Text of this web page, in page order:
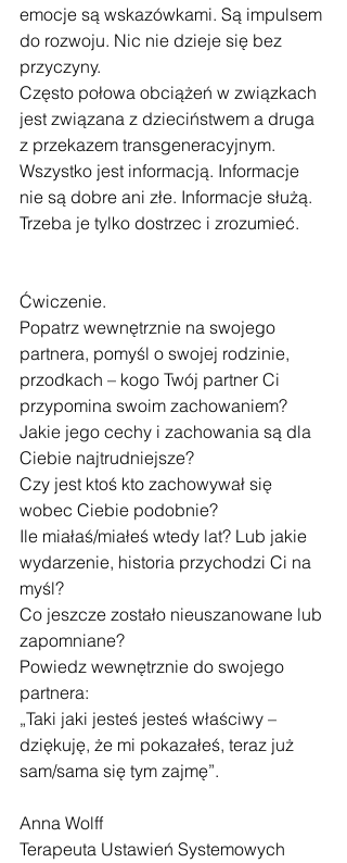
emocje są wskazówkami. Są impulsem
do rozwoju. Nic nie dzieje się bez
przyczyny.
Często połowa obciążeń w związkach
jest związana z dzieciństwem a druga
z przekazem transgeneracyjnym.
Wszystko jest informacją. Informacje
nie są dobre ani złe. Informacje służą.
Trzeba je tylko dostrzec i zrozumieć.
Ćwiczenie.
Popatrz wewnętrznie na swojego
partnera, pomyśl o swojej rodzinie,
przodkach – kogo Twój partner Ci
przypomina swoim zachowaniem?
Jakie jego cechy i zachowania są dla
Ciebie najtrudniejsze?
Czy jest ktoś kto zachowywał się
wobec Ciebie podobnie?
Ile miałaś/miałeś wtedy lat? Lub jakie
wydarzenie, historia przychodzi Ci na
myśl?
Co jeszcze zostało nieuszanowane lub
zapomniane?
Powiedz wewnętrznie do swojego
partnera:
„Taki jaki jesteś jesteś właściwy –
dziękuję, że mi pokazałeś, teraz już
sam/sama się tym zajmę”.
Anna Wolff
Terapeuta Ustawień Systemowych